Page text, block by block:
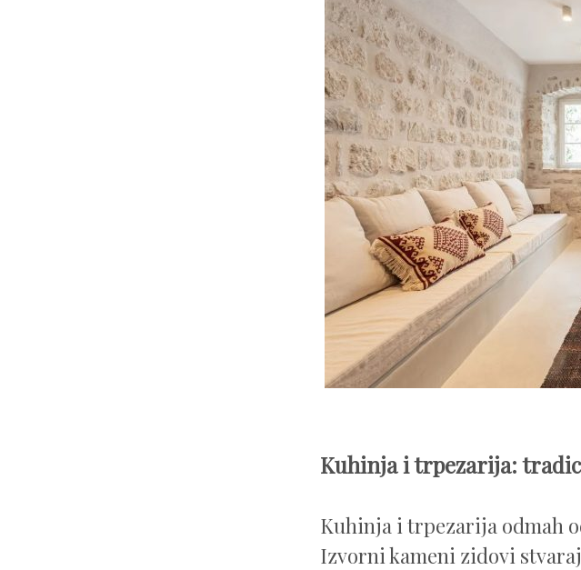
Kuhinja i trpezarija:
Kuhinja i trpezarija odmah
Izvorni kameni zidovi